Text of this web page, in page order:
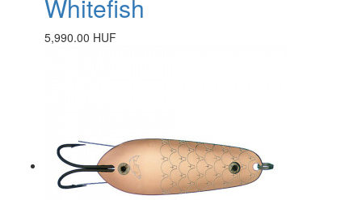
Whitefish
5,990.00 HUF